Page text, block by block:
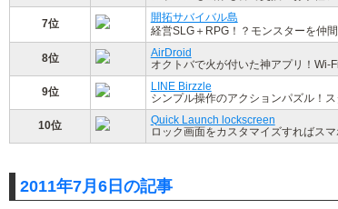
7位
開拓サバイバル島
経営SLG＋RPG！？モンスターを仲
8位
AirDroid
オクトバで火が付いた神アプリ！
9位
LINE Birzzle
シンプル操作のアクションパズル！
10位
Quick Launch lockscreen
ロック画面をカスタマイズすればス
2011年7月6日の記事